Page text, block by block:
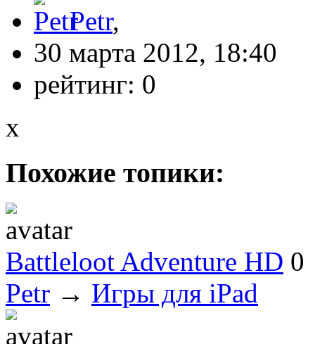
Petr,
30 марта 2012, 18:40
рейтинг: 0
x
Похожие топики:
Battleloot Adventure HD 0
Petr → Игры для iPad